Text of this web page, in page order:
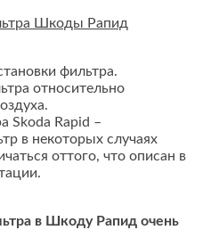
Шкоды Рапид
фильтра.
относительно
Skoda Rapid –
в некоторых случаях
оттого, что описан в
в Шкоду Рапид очень